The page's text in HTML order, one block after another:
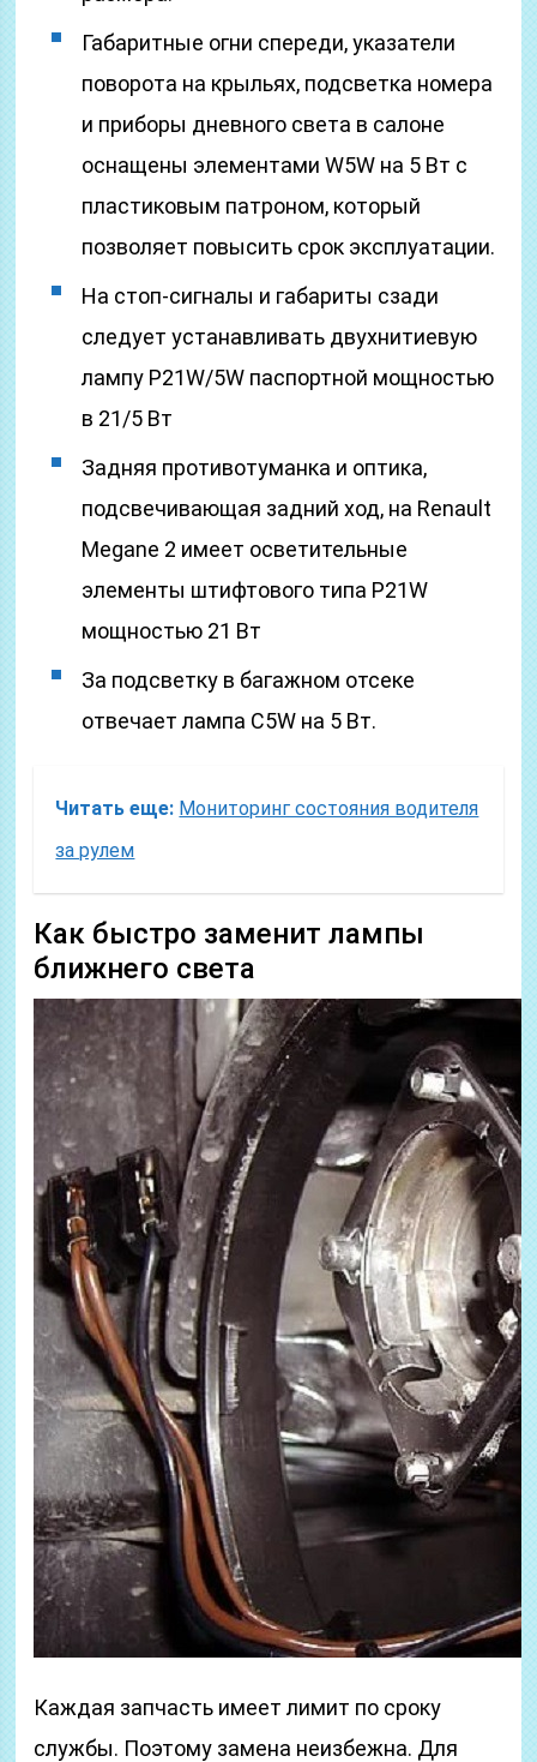
Габаритные огни спереди, указатели
поворота на крыльях, подсветка номера
и приборы дневного света в салоне
оснащены элементами W5W на 5 Вт с
пластиковым патроном, который
позволяет повысить срок эксплуатации.
На стоп-сигналы и габариты сзади
следует устанавливать двухнитиевую
лампу P21W/5W паспортной мощностью
в 21/5 Вт
Задняя противотуманка и оптика,
подсвечивающая задний ход, на Renault
Megane 2 имеет осветительные
элементы штифтового типа P21W
мощностью 21 Вт
За подсветку в багажном отсеке
отвечает лампа C5W на 5 Вт.
Читать еще: Мониторинг состояния водителя
за рулем
Как быстро заменит лампы
ближнего света
Каждая запчасть имеет лимит по сроку
службы. Поэтому замена неизбежна. Для